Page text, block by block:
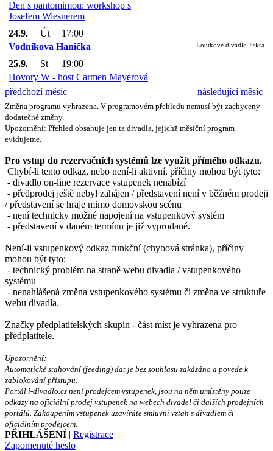
Den s pantomimou: workshop s
Josefem Wiesnerem
24.9.
Út
17:00
Vodníkova Hanička
Loutkové divadlo Jiskra
25.9. St
19:00
Hovory W - host Carmen Mayerová
předchozí měsíc
následující měsíc
Změna programu vyhrazena. V programovém přehledu nemusí být zachyceny
dodatečné změny.
Upozornění: Přehled obsahuje jen ta divadla, jejichž měsíční program
evidujeme.
Pro vstup do rezervačních systémů lze využít přímého odkazu.
Chybí-li tento odkaz, nebo není-li aktivní, příčiny mohou být tyto:
- divadlo on-line rezervace vstupenek nenabízí
- předprodej ještě nebyl zahájen / představení není v běžném prodeji
/ představení se hraje mimo domovskou scénu
- není technicky možné napojení na vstupenkový systém
- představení v daném termínu je již vyprodané.
Není-li vstupenkový odkaz funkční (chybová stránka), příčiny
mohou být tyto:
- technický problém na straně webu divadla / vstupenkového
systému
- nenahlášená změna vstupenkového systému či změna ve struktuře
webu divadla.
Značky předplatitelských skupin - část míst je vyhrazena pro
předplatitele.
Upozornění:
Automatické stahování (feeding) dat je bez souhlasu zakázáno a povede k
zablokování přístupu.
Portál i-divadlo.cz není prodejcem vstupenek, jsou na něm umístěny pouze
odkazy na oficiální prodej vstupenek na webech divadel či dalších prodejních
portálů. Zakoupením vstupenek uzavíráte smluvní vztah s divadlem či
oficiálním prodejcem.
PŘIHLÁŠENÍ | Registrace
Zapomenuté heslo